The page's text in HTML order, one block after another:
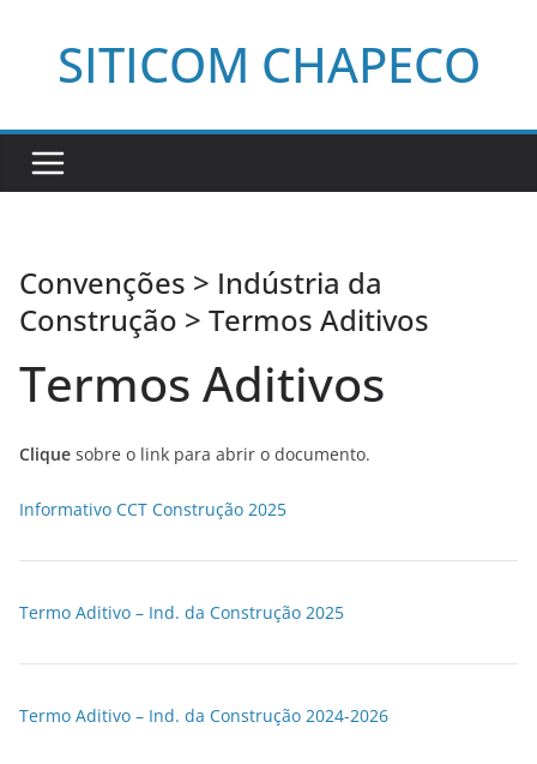
SITICOM CHAPECO
Convenções > Indústria da
Construção > Termos Aditivos
Termos Aditivos
Clique sobre o link para abrir o documento.
Informativo CCT Construção 2025
Termo Aditivo – Ind. da Construção 2025
Termo Aditivo – Ind. da Construção 2024-2026